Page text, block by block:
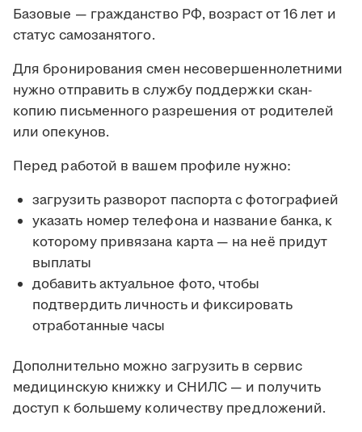
Базовые — гражданство РФ, возраст от 16 лет и
статус самозанятого.
Для бронирования смен несовершеннолетними
нужно отправить в службу поддержки скан-
копию письменного разрешения от родителей
или опекунов.
Перед работой в вашем профиле нужно:
загрузить разворот паспорта с фотографией
указать номер телефона и название банка, к
которому привязана карта — на неё придут
выплаты
добавить актуальное фото, чтобы
подтвердить личность и фиксировать
отработанные часы
Дополнительно можно загрузить в сервис
медицинскую книжку и СНИЛС — и получить
доступ к большему количеству предложений.